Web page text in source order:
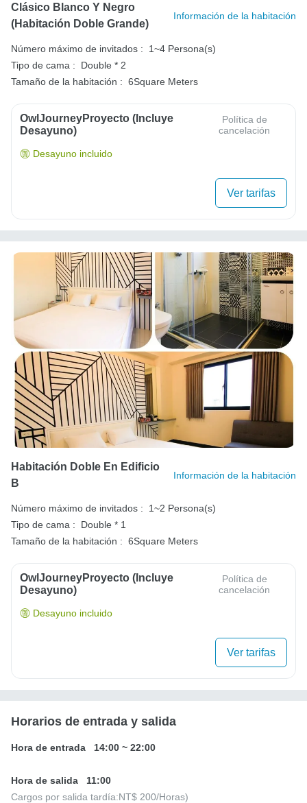
Clásico Blanco Y Negro
(habitación Doble Grande)
Información de la habitación
Número máximo de invitados :
1~4 Persona(s)
Tipo de cama :
Double * 2
Tamaño de la habitación : 6Square Meters
OwlJourneyProyecto (Incluye
Desayuno)
Política de
cancelación
Desayuno incluido
Ver tarifas
Habitación Doble En Edificio
B
Información de la habitación
Número máximo de invitados :
1~2 Persona(s)
Tipo de cama :
Double * 1
Tamaño de la habitación : 6Square Meters
OwlJourneyProyecto (Incluye
Desayuno)
Política de
cancelación
Desayuno incluido
Ver tarifas
Horarios de entrada y salida
Hora de entrada 14:00 ~ 22:00
Hora de salida
11:00
Cargos por salida tardía:NT$ 200/Horas)